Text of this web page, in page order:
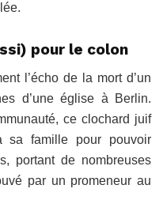
pour le colon
l’écho de la mort d’un
d’une église à Berlin.
ce clochard juif
sa famille pour pouvoir
portant de nombreuses
par un promeneur au